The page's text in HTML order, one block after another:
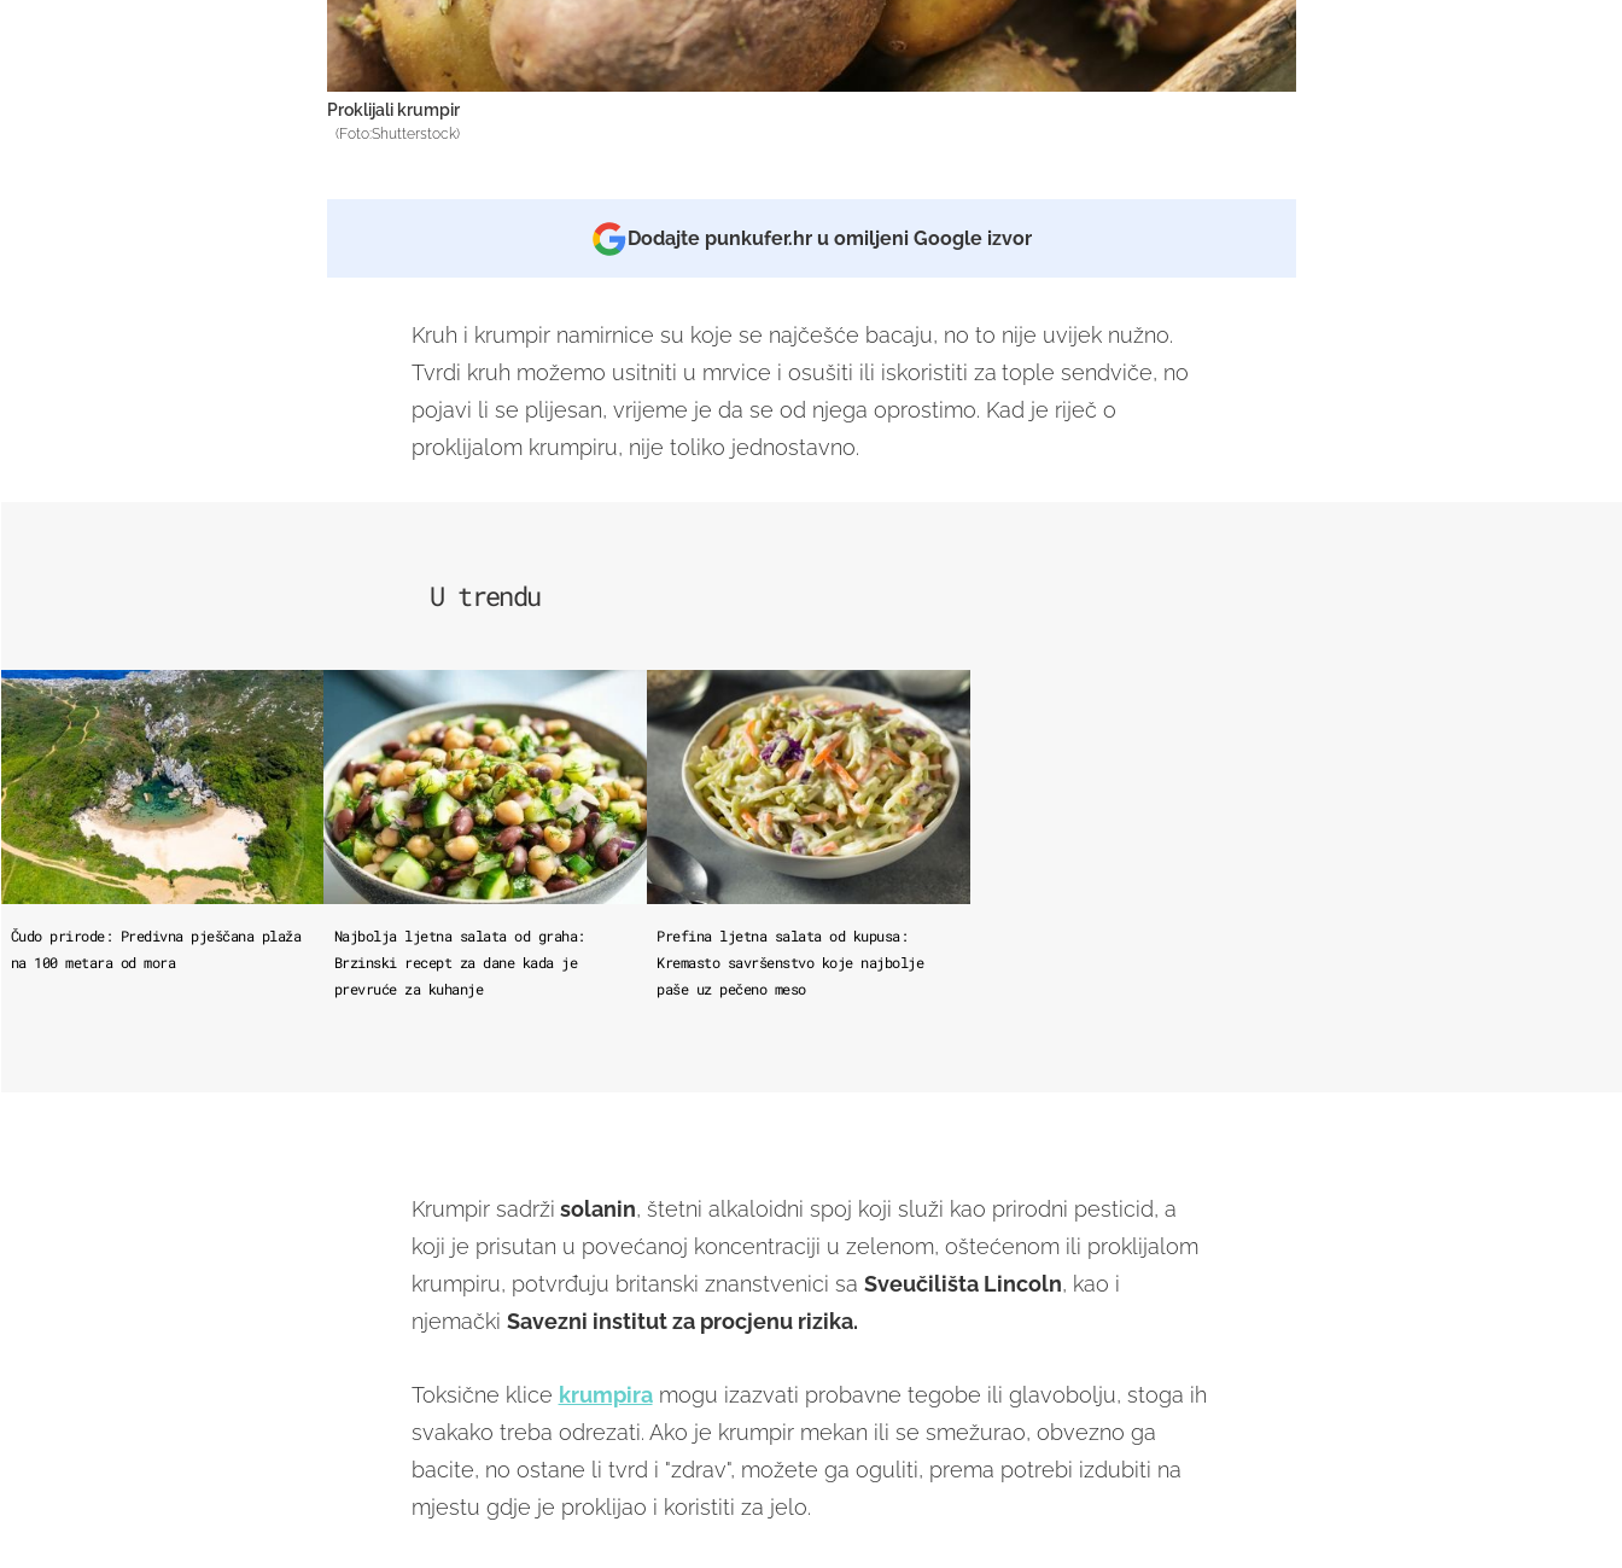
Proklijali krumpir
(Foto:Shutterstock)
Dodajte punkufer.hr u omiljeni Google izvor
Kruh i krumpir namirnice su koje se najčešće bacaju, no to nije uvijek nužno.
Tvrdi kruh možemo usitniti u mrvice i osušiti ili iskoristiti za tople sendviče, no
pojavi li se plijesan, vrijeme je da se od njega oprostimo. Kad je riječ o
proklijalom krumpiru, nije toliko jednostavno.
U trendu
Čudo prirode: Predivna pješčana plaža
na 100 metara od mora
Najbolja ljetna salata od graha:
Brzinski recept za dane kada je
prevruće za kuhanje
Prefina ljetna salata od kupusa:
Kremasto savršenstvo koje najbolje
paše uz pečeno meso
Krumpir sadrži solanin, štetni alkaloidni spoj koji služi kao prirodni pesticid, a
koji je prisutan u povećanoj koncentraciji u zelenom, oštećenom ili proklijalom
krumpiru, potvrđuju britanski znanstvenici sa Sveučilišta Lincoln, kao i
njemački Savezni institut za procjenu rizika.
Toksične klice krumpiramogu izazvati probavne tegobe ili glavobolju, stoga ih
svakako treba odrezati. Ako je krumpir mekan ili se smežurao, obvezno ga
bacite, no ostane li tvrd i "zdrav", možete ga oguliti, prema potrebi izdubiti na
mjestu gdje je proklijao i koristiti za jelo.